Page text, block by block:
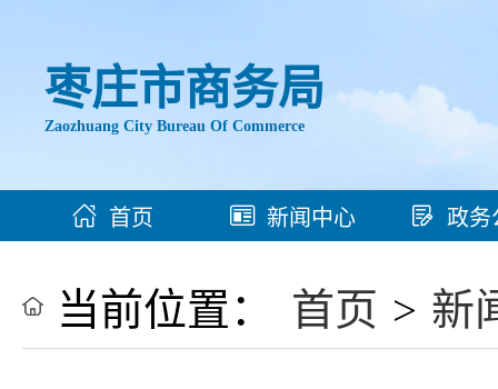
枣庄市商务局
Zaozhuang City Bureau Of Commerce
首页 新闻中心 政务
当前位置： 首页 > 新